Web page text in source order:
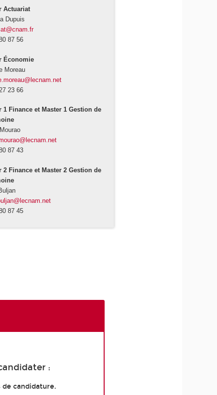
Actuariat
Dupuis
87 56
Économie
Moreau
23 66
1 Finance et Master 1 Gestion de
87 43
2 Finance et Master 2 Gestion de
87 45
:
candidature.